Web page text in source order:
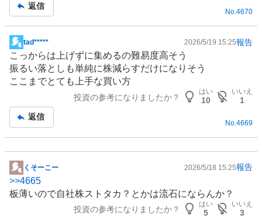
返信
No.4670
掲
示
板
記
tad***** 2026/5/19 15:25報告
こっからは上げずに集めるの難易度高そう
振るい落としも単純に株減らすだけになりそう
ここまでとても上手な買い方
投資の参考になりましたか？
はい
10
いいえ
1
返信
No. 4669
掲
示
板
くそーこー 2026/5/18 15:25報告
>>4665
板薄いので自社株ストタカ？とかは流石にならんか？
投資の参考になりましたか？
はい
5
いいえ
3